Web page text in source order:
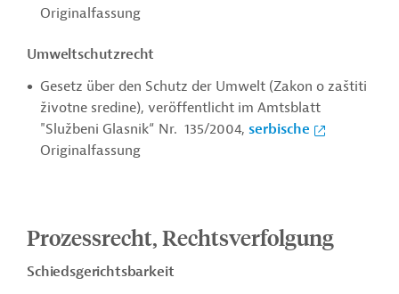
Originalfassung
Umweltschutzrecht
Gesetz über den Schutz der Umwelt (Zakon o zaštiti
životne sredine), veröffentlicht im Amtsblatt
"Službeni Glasnik“ Nr. 135/2004, serbische
Originalfassung
Prozessrecht, Rechtsverfolgung
Schiedsgerichtsbarkeit